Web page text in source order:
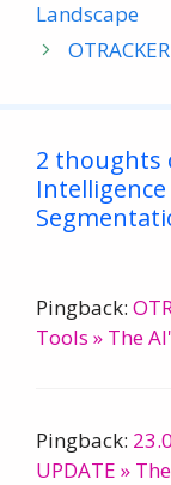
o
o
Landscape
2 thoughts
Pingback:
Tools » The
Pingback:
UPDATE »